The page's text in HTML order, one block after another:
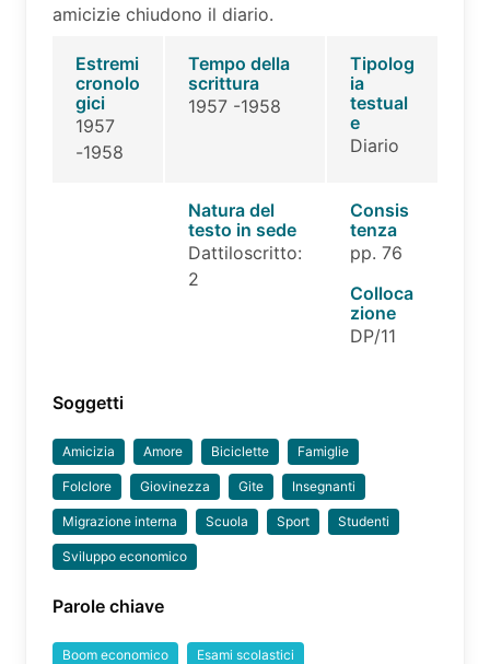
amicizie chiudono il diario.
Estremi
cronolo
gici
1957
-1958
Tempo della
scrittura
1957 -1958
Tipolog
ia
testual
e
Diario
Natura del
testo in sede
Dattiloscritto:
2
Consis
tenza
pp. 76
Colloca
zione
DP/11
Soggetti
Amicizia Amore Biciclette Famiglie
Folclore Giovinezza Gite Insegnanti
Migrazione interna Scuola Sport Studenti
Sviluppo economico
Parole chiave
Boom economico Esami scolastici